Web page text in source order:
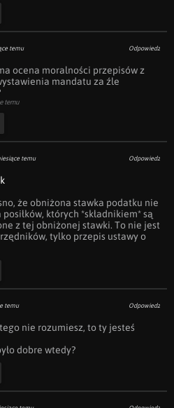
temu Odpowiedz
ocena moralności przepisów z
mandatu za źle
temu
temu Odpowiedz
że obniżona stawka podatku nie
których *składnikiem* są
z tej obniżonej stawki. To nie jest
tylko przepis ustawy o
temu Odpowiedz
nie rozumiesz, to ty jesteś
dobre wtedy?